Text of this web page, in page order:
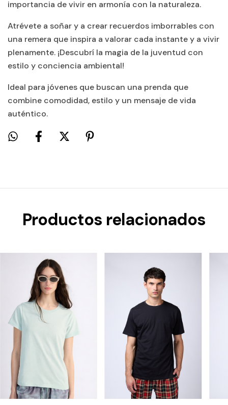
importancia de vivir en armonía con la naturaleza.
Atrévete a soñar y a crear recuerdos imborrables con
una remera que inspira a valorar cada instante y a vivir
plenamente. ¡Descubrí la magia de la juventud con
estilo y conciencia ambiental!
Ideal para jóvenes que buscan una prenda que
combine comodidad, estilo y un mensaje de vida
auténtico.
Productos relacionados